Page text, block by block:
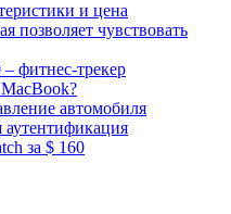
и цена
позволяет чувствовать
фитнес-трекер
автомобиля
аутентификация
за $ 160